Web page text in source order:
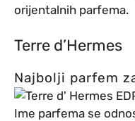
orijentalnih parfema.
Terre d’Hermes
Najbolji parfem
Ime parfema se